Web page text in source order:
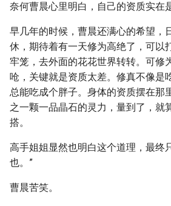
奈何曹晨心里明白，自己的资质实在
早几年的时候，曹晨还满心的希望，
休，期待着有一天修为高绝了，可以
牢笼，去外面的花花世界转转。可修
呛，关键就是资质太差。修真不像是
总能吃成个胖子。身体的资质摆在那
之一颗一品晶石的灵力，量到了，就
搭。
高手姐姐显然也明白这个道理，最终
也。”
曹晨苦笑。